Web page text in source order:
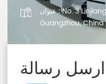
عنوان :No. 3
Guangzhou, China
ارسل رسالة